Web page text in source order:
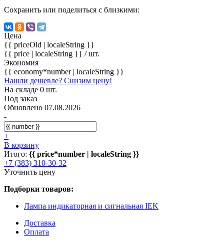
Сохранить или поделиться с близкими:
Цена
{{ priceOld | localeString }}
{{ price | localeString }} / шт.
Экономия
{{ economy*number | localeString }}
Нашли дешевле? Снизим цену!
На складе 0 шт.
Под заказ
Обновлено 07.08.2026
-
+
В корзину
Итого: {{ price*number | localeString }}
+7 (383) 310-30-32
Уточнить цену
Подборки товаров:
Лампа индикаторная и сигнальная IEK
Доставка
Оплата